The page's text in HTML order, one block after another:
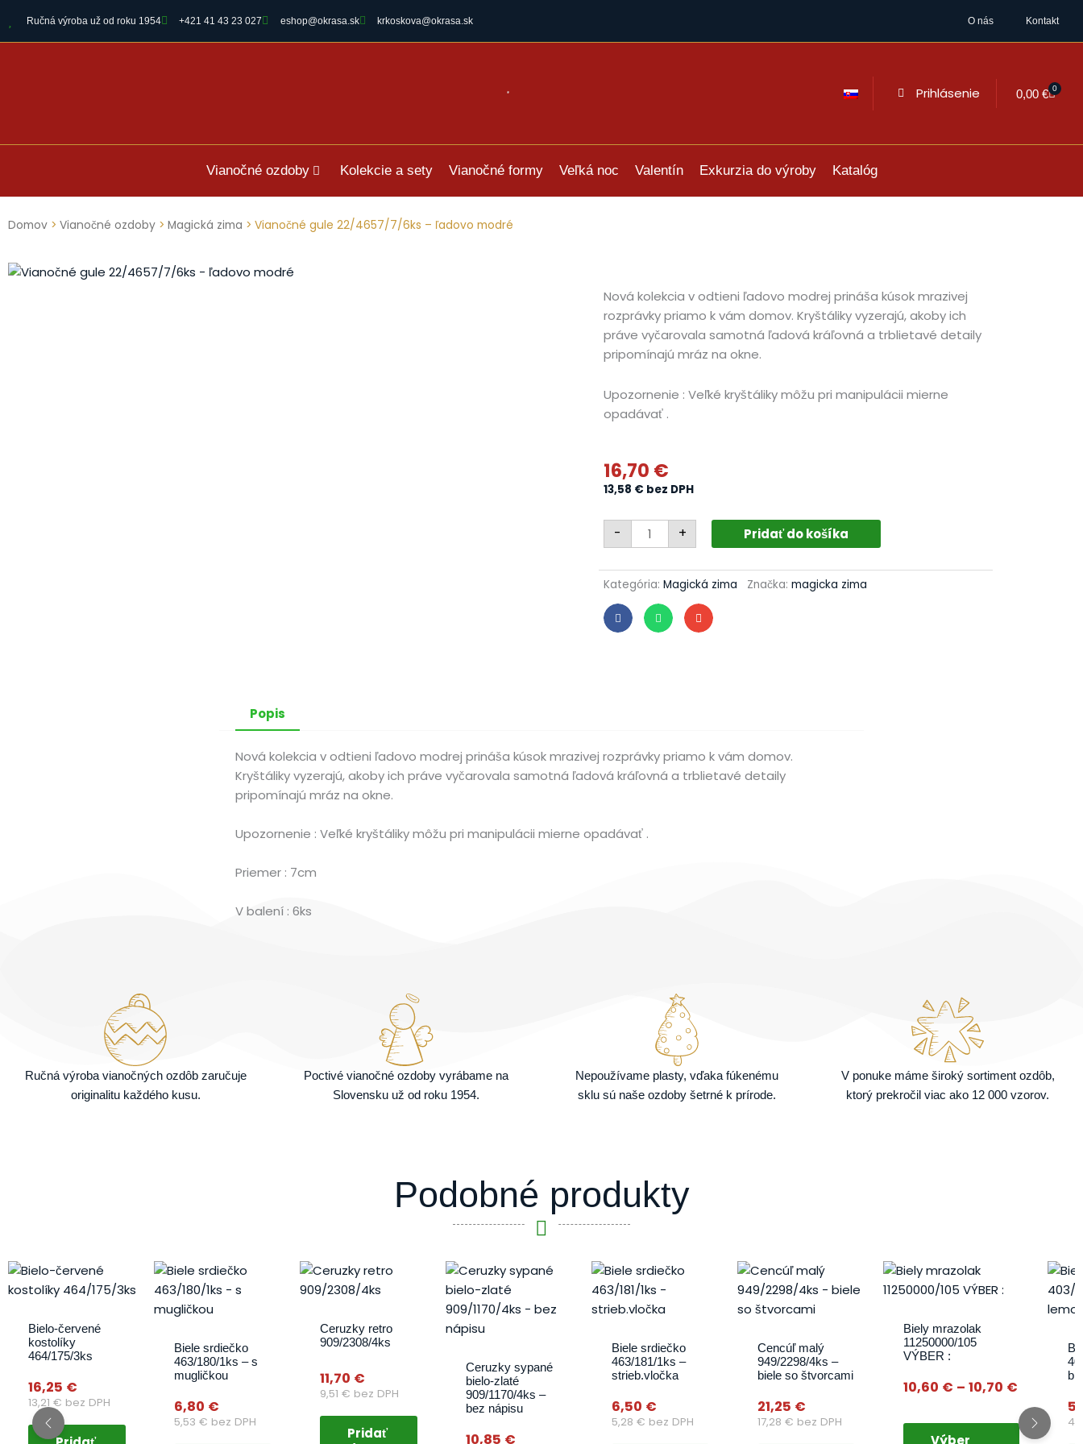
Ručná výroba už od roku 1954 +421 41 43 23 027 eshop@okrasa.sk krkoskova@okrasa.sk O nás Kontakt
Prihlásenie 0,00 € 0
Cart
Vianočné ozdoby Kolekcie a sety Vianočné formy Veľká noc Valentín Exkurzia do výroby Katalóg
Domov > Vianočné ozdoby > Magická zima > Vianočné gule 22/4657/7/6ks – ľadovo modré
Nová kolekcia v odtieni ľadovo modrej prináša kúsok mrazivej
rozprávky priamo k vám domov. Kryštáliky vyzerajú, akoby ich
práve vyčarovala samotná ľadová kráľovná a trblietavé detaily
pripomínajú mráz na okne.
Upozornenie : Veľké kryštáliky môžu pri manipulácii mierne
opadávať .
16,70 €
13,58 € bez DPH
- množstvo
Vianočné
gule
-
ľadovo
modré
+ Pridať do košíka
Kategória: Magická zima Značka: magicka zima
Popis
Nová kolekcia v odtieni ľadovo modrej prináša kúsok mrazivej rozprávky priamo k vám domov.
Kryštáliky vyzerajú, akoby ich práve vyčarovala samotná ľadová kráľovná a trblietavé detaily
pripomínajú mráz na okne.
Upozornenie : Veľké kryštáliky môžu pri manipulácii mierne opadávať .
Priemer : 7cm
V balení : 6ks
Ručná výroba vianočných ozdôb zaručuje
originalitu každého kusu.
Poctivé vianočné ozdoby vyrábame na
Slovensku už od roku 1954.
Nepoužívame plasty, vďaka fúkenému
sklu sú naše ozdoby šetrné k prírode.
V ponuke máme široký sortiment ozdôb,
ktorý prekročil viac ako 12 000 vzorov.
Podobné produkty
Bielo-červené
kostolíky
464/175/3ks
16,25 €
13,21 € bez DPH
Biele srdiečko
463/180/1ks – s
mugličkou
6,80 €
5,53 € bez DPH
Ceruzky retro
909/2308/4ks
11,70 €
9,51 € bez DPH
Pridať
Ceruzky sypané
bielo-zlaté
909/1170/4ks –
bez nápisu
10,85 €
Biele srdiečko
463/181/1ks –
strieb.vločka
6,50 €
5,28 € bez DPH
Cencúľ malý
949/2298/4ks –
biele so štvorcami
21,25 €
17,28 € bez DPH
Biely mrazolak
11250000/105
VÝBER :
10,60 € – 10,70 €
Price
range:
10,60 €
through
Výber
product
variants.
may
be